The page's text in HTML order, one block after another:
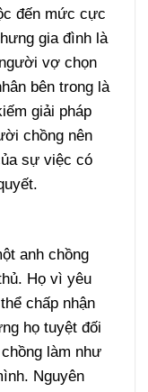
đến mức cực
gia đình là
vợ chọn
bên trong là
giải pháp
chồng nên
sự việc có
anh chồng
Họ vì yêu
chấp nhận
họ tuyệt đối
làm như
Nguyên